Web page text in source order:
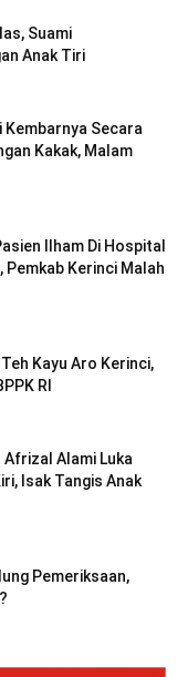
Suami
Anak Tiri
Secara
Kakak, Malam
Ilham Di Hospital
Pemkab Kerinci Malah
Kayu Aro Kerinci,
RI
Alami Luka
Isak Tangis Anak
Pemeriksaan,